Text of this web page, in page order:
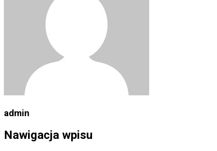
admin
Nawigacja wpisu